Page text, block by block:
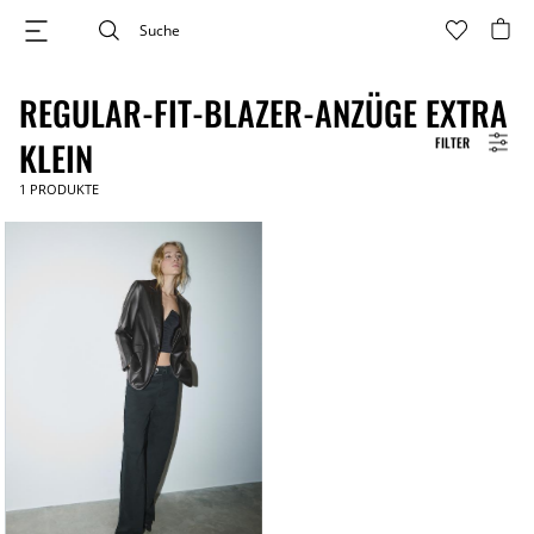
FILTER
REGULAR-FIT-BLAZER-ANZÜGE EXTRA
KLEIN
1 PRODUKTE